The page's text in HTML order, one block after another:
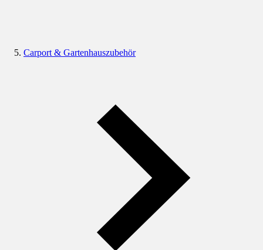
Carport & Gartenhauszubehör